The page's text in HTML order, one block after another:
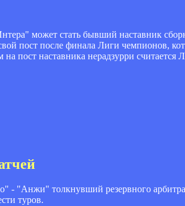
может стать бывший наставник
пост после финала Лиги чемпионов,
пост наставника нерадзурри
"Анжи" толкнувший резервного
туров.